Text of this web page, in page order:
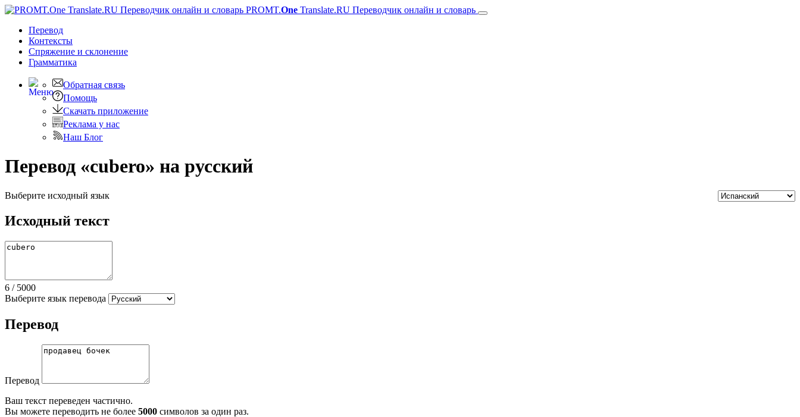
PROMT.One Translate.RU Переводчик онлайн и словарь
Перевод
Контексты
Спряжение и склонение
Грамматика
Обратная связь
Помощь
Скачать приложение
Реклама у нас
Наш Блог
Перевод «cubero» на русский
Выберите исходный язык
Исходный текст
6 / 5000
Выберите язык перевода
Перевод
Перевод
Ваш текст переведен частично.
Вы можете переводить не более 5000 символов за один раз.